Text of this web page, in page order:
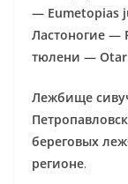
— Eumetopias
Ластоногие —
тюлени —
Лежбище
береговых
регионе.